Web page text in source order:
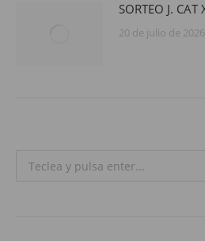
SORTEO J. CAT
20 de julio de 2026
Search: